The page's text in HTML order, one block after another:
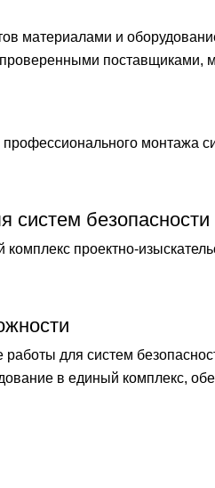
материалами и
проверенными
монтажа
систем безопасности
проектно-
для систем
в единый комплекс,